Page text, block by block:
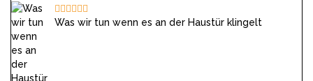
Was wir tun wenn es an der Haustür klingelt